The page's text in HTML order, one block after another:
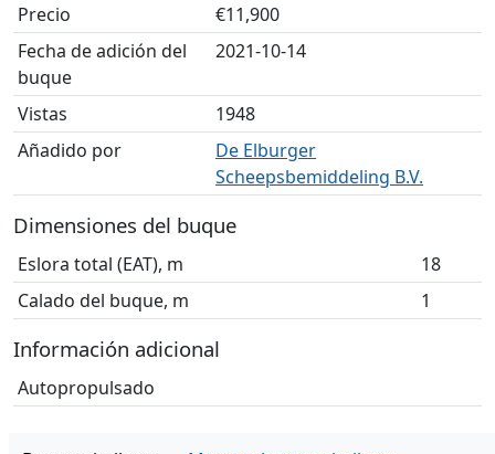
Precio
€11,900
Fecha de adición del
buque
2021-10-14
Vistas
1948
Añadido por
De Elburger
Scheepsbemiddeling B.V.
Dimensiones del buque
Eslora total (EAT), m
18
Calado del buque, m
1
Información adicional
Autopropulsado